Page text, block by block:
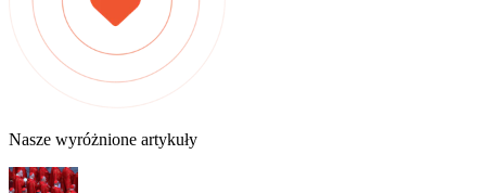
Nasze wyróżnione artykuły